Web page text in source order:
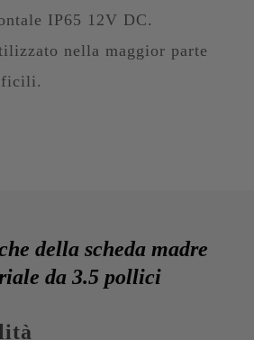
IP65 12V DC.
nella maggior parte
della scheda madre
da 3.5 pollici